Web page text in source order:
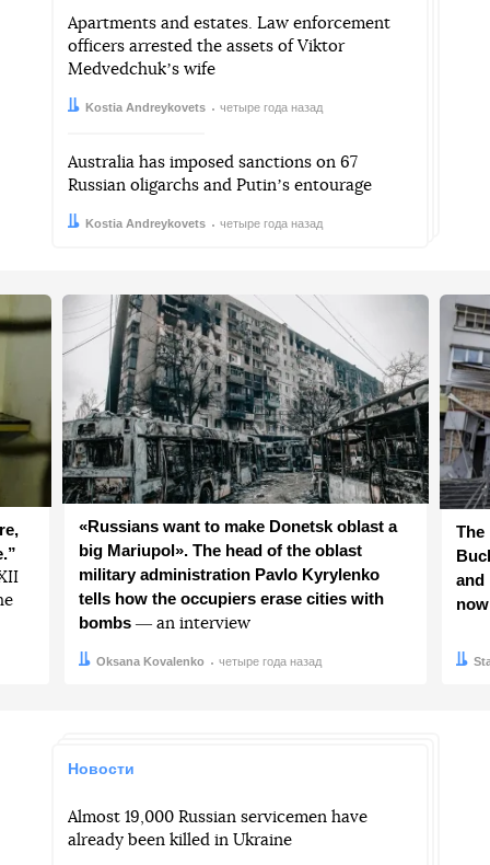
Apartments and estates. Law enforcement
officers arrested the assets of Viktor
Medvedchukʼs wife
Автор:Kostia Andreykovets
Дата: четыре года назад
Australia has imposed sanctions on 67
Russian oligarchs and Putinʼs entourage
Автор:Kostia Andreykovets
Дата: четыре года назад
«Russians want to make Donetsk oblast a
big Mariupol». The head of the oblast
military administration Pavlo Kyrylenko
tells how the occupiers erase cities with
bombs ― an interview
Автор:
Oksana Kovalenko
Дата: четыре года назад
The
and
now
Дата:
Новости
Almost 19,000 Russian servicemen have
already been killed in Ukraine